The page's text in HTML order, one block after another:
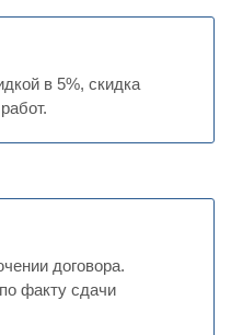
в 5%, скидка
договора.
факту сдачи